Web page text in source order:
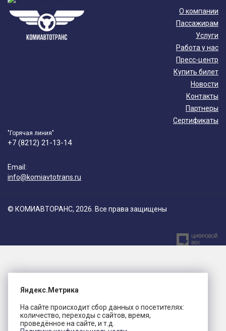
О компании
Пассажирам
Услуги
Работа у нас
Пресс-центр
Купить билет
Новости
Контакты
Партнеры
Сертификаты
"Горячая линия"
+7 (8212) 21-13-14
Email:
info@komiavtotrans.ru
© КОМИАВТОРАНС, 2026. Все права защищены
Яндекс.Метрика
На сайте происходит сбор данных о посетителях:
количество, переходы с сайтов, время,
проведённое на сайте, и т.д.